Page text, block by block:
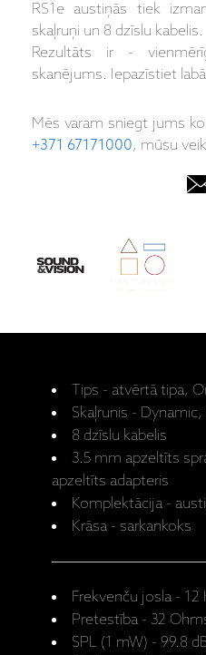
RS1e austiņās tiek
skaļruņi un 8 dzīslu kabelis.
Rezultāts ir -
skanējums. Iepazīstiet
Mēs varam sniegt jums
+371 67171000, mūsu
Tips - atvērtā tipa,
Skaļrunis -
8 dzīslu kabelis
3.5 mm apzeltīts
apzeltīts adapteris
Komplektācija -
Krāsa - sarkankoks
Frekvenču josla - 12
Pretestība - 32
SPL (1 mW) - 99.8